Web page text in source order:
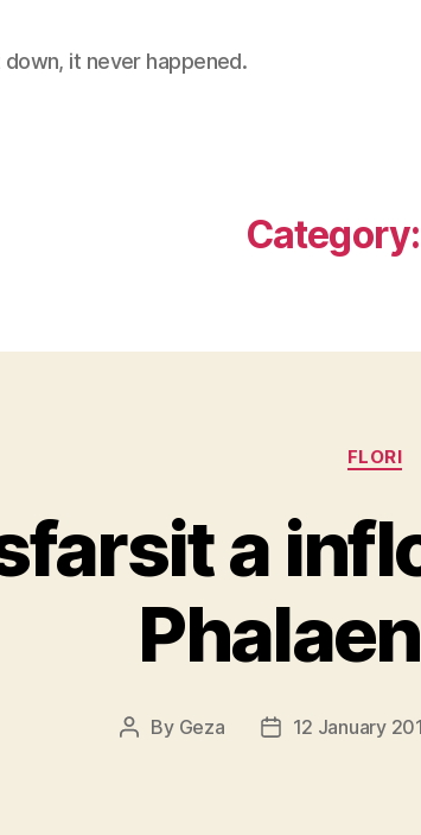
it never happened.
Category:
FLORI
a
Post
By Geza
Post12 January